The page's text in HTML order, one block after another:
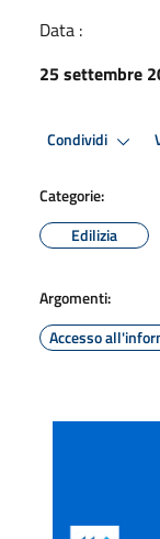
Data :
25 settembre
Condividi
Categorie:
Edilizia
Argomenti:
Accesso